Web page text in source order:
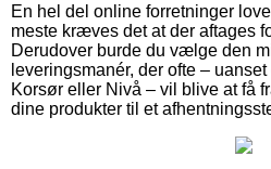
En hel del online forretninger
meste kræves det at der aftages
Derudover burde du vælge den
leveringsmanér, der ofte –
Korsør eller Nivå – vil blive at få
dine produkter til et